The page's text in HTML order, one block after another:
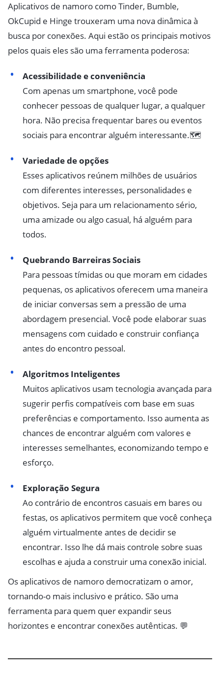
Aplicativos de namoro como Tinder, Bumble,
OkCupid e Hinge trouxeram uma nova dinâmica à
busca por conexões. Aqui estão os principais motivos
pelos quais eles são uma ferramenta poderosa:
Acessibilidade e conveniência
Com apenas um smartphone, você pode
conhecer pessoas de qualquer lugar, a qualquer
hora. Não precisa frequentar bares ou eventos
sociais para encontrar alguém interessante.🗺️
Variedade de opções
Esses aplicativos reúnem milhões de usuários
com diferentes interesses, personalidades e
objetivos. Seja para um relacionamento sério,
uma amizade ou algo casual, há alguém para
todos.
Quebrando Barreiras Sociais
Para pessoas tímidas ou que moram em cidades
pequenas, os aplicativos oferecem uma maneira
de iniciar conversas sem a pressão de uma
abordagem presencial. Você pode elaborar suas
mensagens com cuidado e construir confiança
antes do encontro pessoal.
Algoritmos Inteligentes
Muitos aplicativos usam tecnologia avançada para
sugerir perfis compatíveis com base em suas
preferências e comportamento. Isso aumenta as
chances de encontrar alguém com valores e
interesses semelhantes, economizando tempo e
esforço.
Exploração Segura
Ao contrário de encontros casuais em bares ou
festas, os aplicativos permitem que você conheça
alguém virtualmente antes de decidir se
encontrar. Isso lhe dá mais controle sobre suas
escolhas e ajuda a construir uma conexão inicial.
Os aplicativos de namoro democratizam o amor,
tornando-o mais inclusivo e prático. São uma
ferramenta para quem quer expandir seus
horizontes e encontrar conexões autênticas. 💬